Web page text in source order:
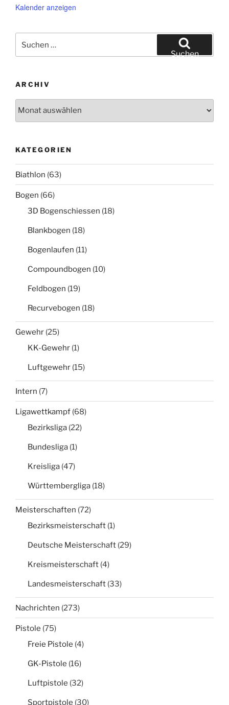
Kalender anzeigen
nach:
Suchen
ARCHIV
KATEGORIEN
Biathlon (63)
Bogen (66)
3D Bogenschiessen (18)
Blankbogen (18)
Bogenlaufen (11)
Compoundbogen (10)
Feldbogen (19)
Recurvebogen (18)
Gewehr (25)
KK-Gewehr (1)
Luftgewehr (15)
Intern (7)
Ligawettkampf (68)
Bezirksliga (22)
Bundesliga (1)
Kreisliga (47)
Württembergliga (18)
Meisterschaften (72)
Bezirksmeisterschaft (1)
Deutsche Meisterschaft (29)
Kreismeisterschaft (4)
Landesmeisterschaft (33)
Nachrichten (273)
Pistole (75)
Freie Pistole (4)
GK-Pistole (16)
Luftpistole (32)
Sportpistole (30)